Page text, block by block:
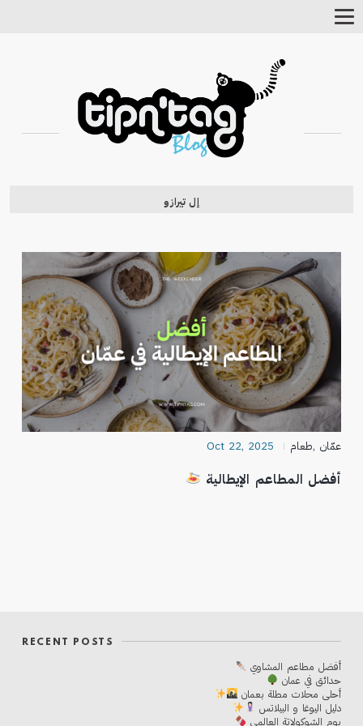
Toggle
إل تيرازو
Oct 22, 2025 طعام, عمّان
أفضل المطاعم الإيطالية
RECENT POSTS
أفضل مطاعم المشاوي
حدائق في عمان
أحلی محلات مطلة بعمان
دليل اليوغا و البيلاتس
يوم الشوكولاتة العالمي